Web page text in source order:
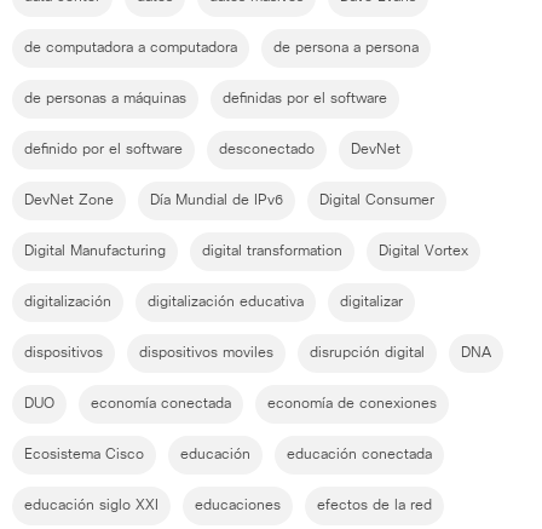
de computadora a computadora de persona a persona
de personas a máquinas definidas por el software
definido por el software desconectado DevNet
DevNet Zone Día Mundial de IPv6 Digital Consumer
Digital Manufacturing digital transformation Digital Vortex
digitalización digitalización educativa digitalizar
dispositivos dispositivos moviles disrupción digital DNA
DUO economía conectada economía de conexiones
Ecosistema Cisco educación educación conectada
educación siglo XXI educaciones efectos de la red